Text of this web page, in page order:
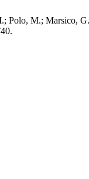
Polo, M.; Marsico,